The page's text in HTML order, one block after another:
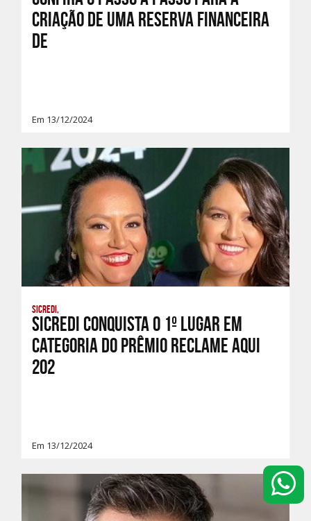
criação de uma reserva financeira
de
Em 13/12/2024
Sicredi,
Sicredi conquista o 1º lugar em
categoria do Prêmio Reclame AQUI
202
Em 13/12/2024